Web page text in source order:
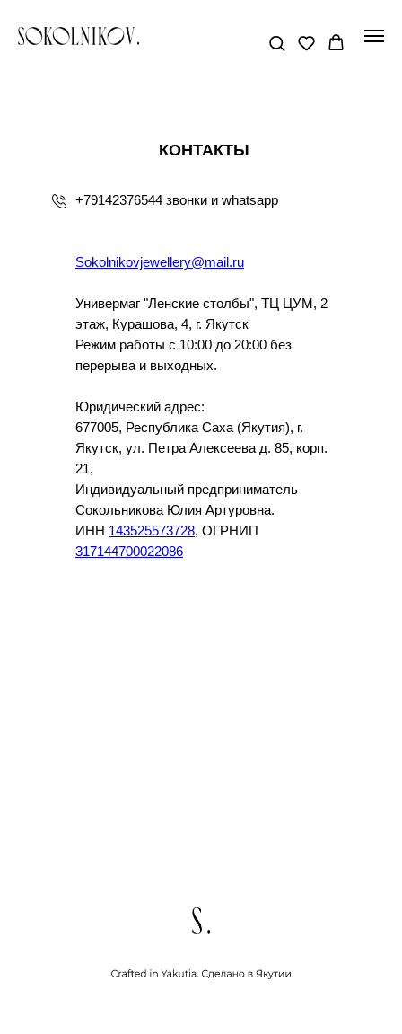
+79142376544 звонки и whatsapp
Sokolnikovjewellery@mail.ru
Универмаг "Ленские столбы", ТЦ ЦУМ, 2
этаж, Курашова, 4, г. Якутск
Режим работы с 10:00 до 20:00 без
перерыва и выходных.
Юридический адрес:
677005, Республика Саха (Якутия), г.
Якутск, ул. Петра Алексеева д. 85, корп.
21,
Индивидуальный предприниматель
Сокольникова Юлия Артуровна.
ИНН 143525573728, ОГРНИП
317144700022086
КОНТАКТЫ